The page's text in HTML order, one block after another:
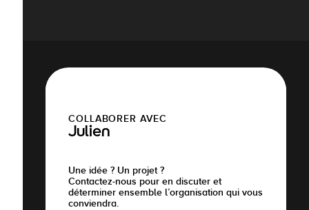
COLLABORER AVEC
Julien
Une idée ? Un projet ?
Contactez-nous pour en discuter et
déterminer ensemble l’organisation qui vous
conviendra.